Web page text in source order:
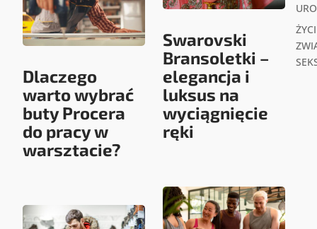
Dlaczego
warto wybrać
buty Procera
do pracy w
warsztacie?
Swarovski
Bransoletki –
elegancja i
luksus na
wyciągnięcie
ręki